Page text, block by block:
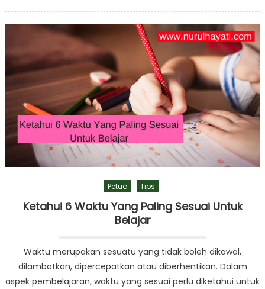
Petua Tips
Ketahui 6 Waktu Yang Paling Sesuai Untuk
Belajar
Waktu merupakan sesuatu yang tidak boleh dikawal,
dilambatkan, dipercepatkan atau diberhentikan. Dalam
aspek pembelajaran, waktu yang sesuai perlu diketahui untuk